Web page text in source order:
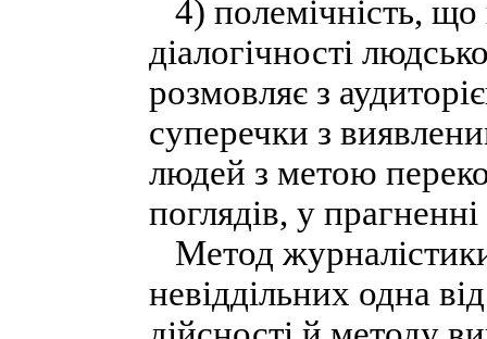
4) полемічність, що
діалогічності
розмовляє з
суперечки з
людей з метою
поглядів, у
Метод
невіддільних одна